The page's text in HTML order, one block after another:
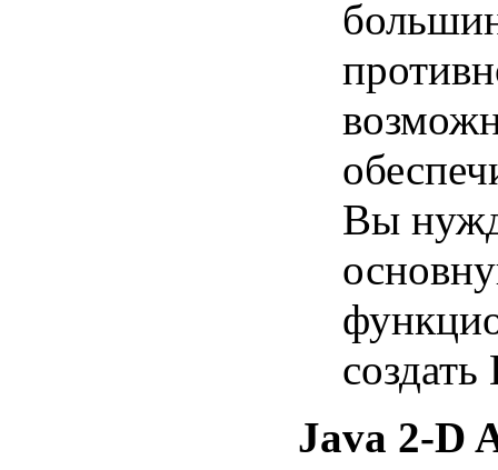
Вы
Java 2-D